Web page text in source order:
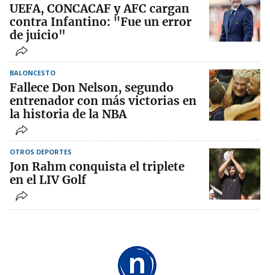
UEFA, CONCACAF y AFC cargan
contra Infantino: "Fue un error
de juicio"
BALONCESTO
Fallece Don Nelson, segundo
entrenador con más victorias en
la historia de la NBA
OTROS DEPORTES
Jon Rahm conquista el triplete
en el LIV Golf